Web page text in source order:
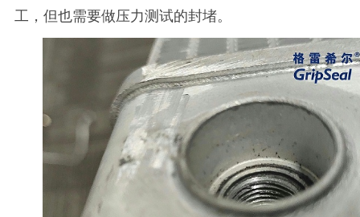
工，但也需要做压力测试的封堵。